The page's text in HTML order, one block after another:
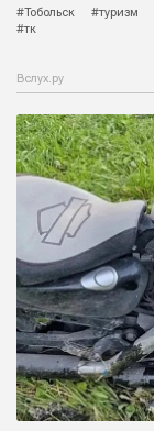
#Тобольск
#туризм
#тк
Вслух.ру